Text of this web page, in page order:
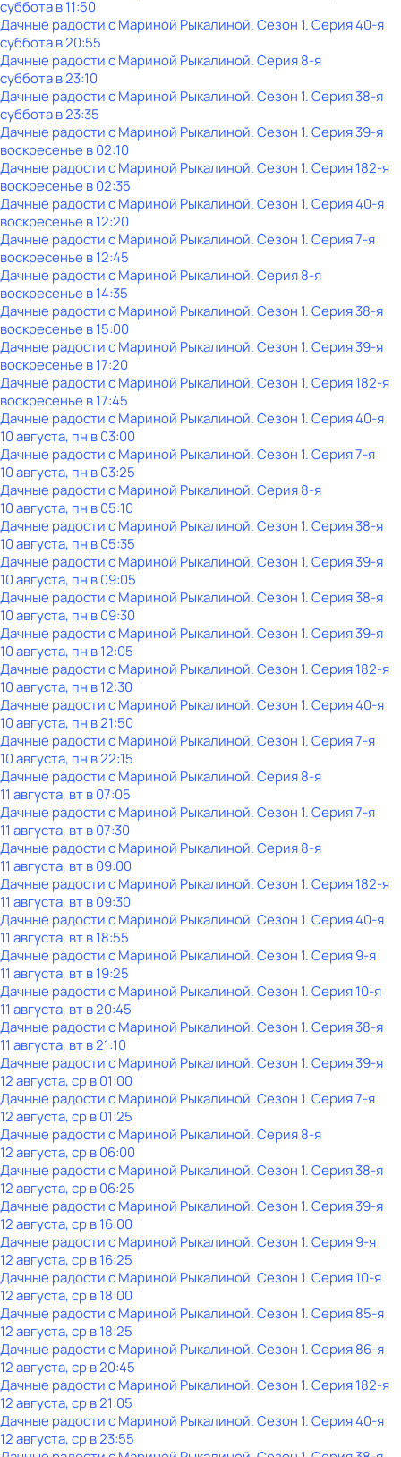
субботав11:50
Дачные радости с Мариной Рыкалиной. Сезон 1. Серия 40-я
субботав20:55
Дачные радости с Мариной Рыкалиной. Серия 8-я
субботав23:10
Дачные радости с Мариной Рыкалиной. Сезон 1. Серия 38-я
субботав23:35
Дачные радости с Мариной Рыкалиной. Сезон 1. Серия 39-я
воскресенье в02:10
Дачные радости с Мариной Рыкалиной. Сезон 1. Серия 182-я
воскресенье в02:35
Дачные радости с Мариной Рыкалиной. Сезон 1. Серия 40-я
воскресенье в12:20
Дачные радости с Мариной Рыкалиной. Сезон 1. Серия 7-я
воскресенье в12:45
Дачные радости с Мариной Рыкалиной. Серия 8-я
воскресенье в14:35
Дачные радости с Мариной Рыкалиной. Сезон 1. Серия 38-я
воскресенье в15:00
Дачные радости с Мариной Рыкалиной. Сезон 1. Серия 39-я
воскресенье в17:20
Дачные радости с Мариной Рыкалиной. Сезон 1. Серия 182-я
воскресенье в17:45
Дачные радости с Мариной Рыкалиной. Сезон 1. Серия 40-я
10 августа, пн в 03:00
Дачные радости с Мариной Рыкалиной. Сезон 1. Серия 7-я
10 августа, пн в 03:25
Дачные радости с Мариной Рыкалиной. Серия 8-я
10 августа, пн в 05:10
Дачные радости с Мариной Рыкалиной. Сезон 1. Серия 38-я
10 августа, пн в 05:35
Дачные радости с Мариной Рыкалиной. Сезон 1. Серия 39-я
10 августа, пн в 09:05
Дачные радости с Мариной Рыкалиной. Сезон 1. Серия 38-я
10 августа, пн в 09:30
Дачные радости с Мариной Рыкалиной. Сезон 1. Серия 39-я
10 августа, пн в 12:05
Дачные радости с Мариной Рыкалиной. Сезон 1. Серия 182-я
10 августа, пн в 12:30
Дачные радости с Мариной Рыкалиной. Сезон 1. Серия 40-я
10 августа, пн в 21:50
Дачные радости с Мариной Рыкалиной. Сезон 1. Серия 7-я
10 августа, пн в 22:15
Дачные радости с Мариной Рыкалиной. Серия 8-я
11 августа, вт в 07:05
Дачные радости с Мариной Рыкалиной. Сезон 1. Серия 7-я
11 августа, вт в 07:30
Дачные радости с Мариной Рыкалиной. Серия 8-я
11 августа, вт в 09:00
Дачные радости с Мариной Рыкалиной. Сезон 1. Серия 182-я
11 августа, вт в 09:30
Дачные радости с Мариной Рыкалиной. Сезон 1. Серия 40-я
11 августа, вт в 18:55
Дачные радости с Мариной Рыкалиной. Сезон 1. Серия 9-я
11 августа, вт в 19:25
Дачные радости с Мариной Рыкалиной. Сезон 1. Серия 10-я
11 августа, вт в 20:45
Дачные радости с Мариной Рыкалиной. Сезон 1. Серия 38-я
11 августа, вт в 21:10
Дачные радости с Мариной Рыкалиной. Сезон 1. Серия 39-я
12 августа, ср в 01:00
Дачные радости с Мариной Рыкалиной. Сезон 1. Серия 7-я
12 августа, ср в 01:25
Дачные радости с Мариной Рыкалиной. Серия 8-я
12 августа, ср в 06:00
Дачные радости с Мариной Рыкалиной. Сезон 1. Серия 38-я
12 августа, ср в 06:25
Дачные радости с Мариной Рыкалиной. Сезон 1. Серия 39-я
12 августа, ср в 16:00
Дачные радости с Мариной Рыкалиной. Сезон 1. Серия 9-я
12 августа, ср в 16:25
Дачные радости с Мариной Рыкалиной. Сезон 1. Серия 10-я
12 августа, ср в 18:00
Дачные радости с Мариной Рыкалиной. Сезон 1. Серия 85-я
12 августа, ср в 18:25
Дачные радости с Мариной Рыкалиной. Сезон 1. Серия 86-я
12 августа, ср в 20:45
Дачные радости с Мариной Рыкалиной. Сезон 1. Серия 182-я
12 августа, ср в 21:05
Дачные радости с Мариной Рыкалиной. Сезон 1. Серия 40-я
12 августа, ср в 23:55